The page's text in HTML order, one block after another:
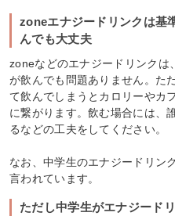
zoneエナジードリンクは基
んでも大丈夫
zoneなどのエナジードリンクは
が飲んでも問題ありません。た
て飲んでしまうとカロリーやカ
に繋がります。飲む場合には、
るなどの工夫をしてください。
なお、中学生のエナジードリン
言われています。
ただし中学生がエナジード